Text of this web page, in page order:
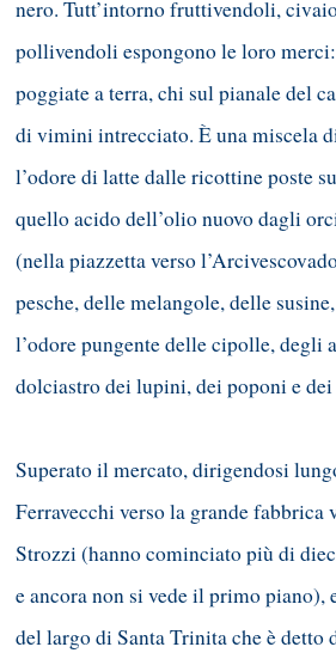
nero. Tutt’intorno fruttivendoli,
pollivendoli espongono le loro
poggiate a terra, chi sul pianale del
di vimini intrecciato. È una miscela
l’odore di latte dalle ricottine poste
quello acido dell’olio nuovo dagli
(nella piazzetta verso
pesche, delle melangole, delle
l’odore pungente delle cipolle, degli
dolciastro dei lupini, dei poponi e
Superato il mercato, dirigendosi
Ferravecchi verso la grande fabbrica
Strozzi (hanno cominciato più di
e ancora non si vede il primo piano),
del largo di Santa Trinita che è